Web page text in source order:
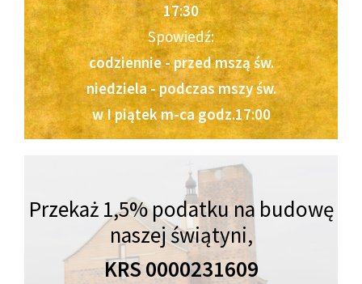
17:30
Spowiedź:
codziennie - przed mszą św.
niedziela - podczas mszy św.
w I piątek m-ca godz.17:00
Przekaż 1,5% podatku na budowę
naszej świątyni,
KRS 0000231609